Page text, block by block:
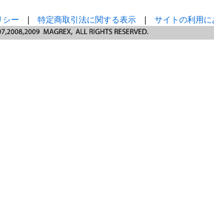
シー 特定商取引法に関する表示 サイトの利用に